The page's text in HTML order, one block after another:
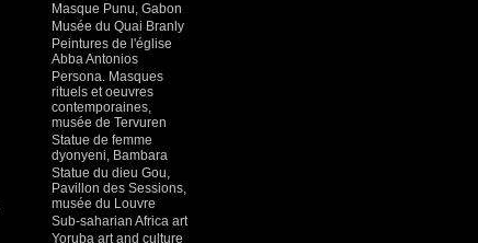
Masque Punu, Gabon
Musée du Quai Branly
Peintures de l'église
Abba Antonios
Persona. Masques
rituels et oeuvres
contemporaines,
musée de Tervuren
Statue de femme
dyonyeni, Bambara
Statue du dieu Gou,
Pavillon des Sessions,
musée du Louvre
Sub-saharian Africa art
Yoruba art and culture